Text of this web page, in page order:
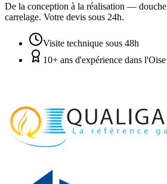
De la conception à la réalisation — douche
carrelage. Votre devis sous 24h.
Visite technique sous 48h
10+ ans d'expérience dans